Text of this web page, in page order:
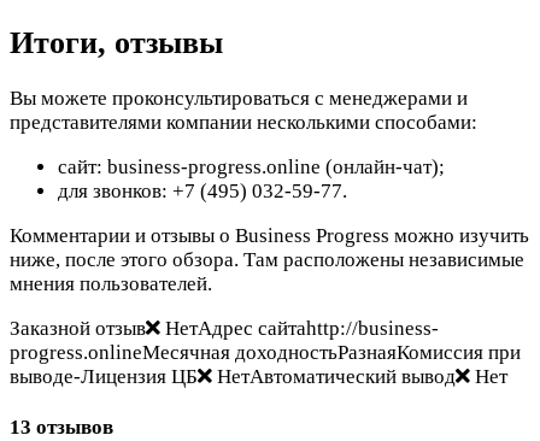
Итоги, отзывы
Вы можете проконсультироваться с менеджерами и
представителями компании несколькими способами:
сайт: business-progress.online (онлайн-чат);
для звонков: +7 (495) 032-59-77.
Комментарии и отзывы о Business Progress можно изучить
ниже, после этого обзора. Там расположены независимые
мнения пользователей.
Заказной отзыв
НетАдрес сайтаhttp://business-
progress.onlineМесячная доходностьРазнаяКомиссия при
выводе-Лицензия ЦБ
НетАвтоматический вывод Нет
13 отзывов